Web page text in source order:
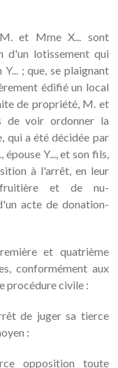
et Mme X... sont
d'un lotissement qui
; que, se plaignant
édifié un local
de propriété, M. et
de voir ordonner la
qui a été décidée par
Y..., et son fils,
à l'arrêt, en leur
et de nu-
acte de donation-
et quatrième
conformément aux
procédure civile :
de juger sa tierce
:
opposition toute